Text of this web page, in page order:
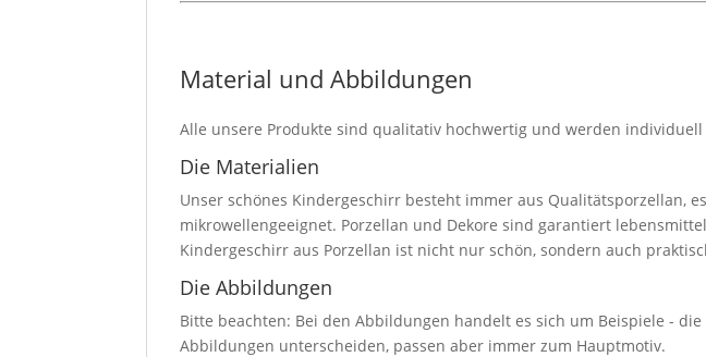
Material und Abbildungen
Alle unsere Produkte sind qualitativ hochwertig und werden
Die Materialien
Unser schönes Kindergeschirr besteht immer aus Qualitätsporzellan,
mikrowellengeeignet. Porzellan und Dekore sind garantiert
Kindergeschirr aus Porzellan ist nicht nur schön, sondern auch
Die Abbildungen
Bitte beachten: Bei den Abbildungen handelt es sich um Beispiele -
Abbildungen unterscheiden, passen aber immer zum Hauptmotiv.